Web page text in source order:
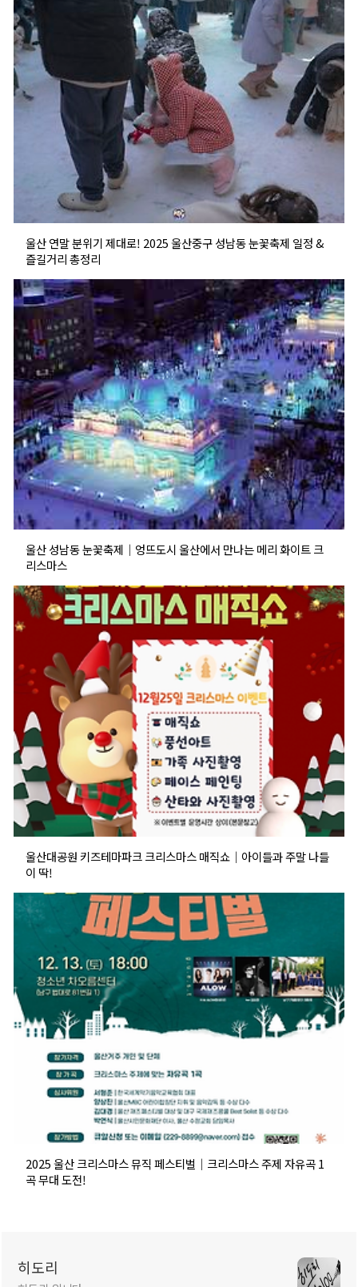
울산 연말 분위기 제대로! 2025 울산중구 성남동 눈꽃축제 일정 &
즐길거리 총정리
울산 성남동 눈꽃축제｜엉뜨도시 울산에서 만나는 메리 화이트 크
리스마스
울산대공원 키즈테마파크 크리스마스 매직쇼｜아이들과 주말 나들
이 딱!
2025 울산 크리스마스 뮤직 페스티벌｜크리스마스 주제 자유곡 1
곡 무대 도전!
히도리